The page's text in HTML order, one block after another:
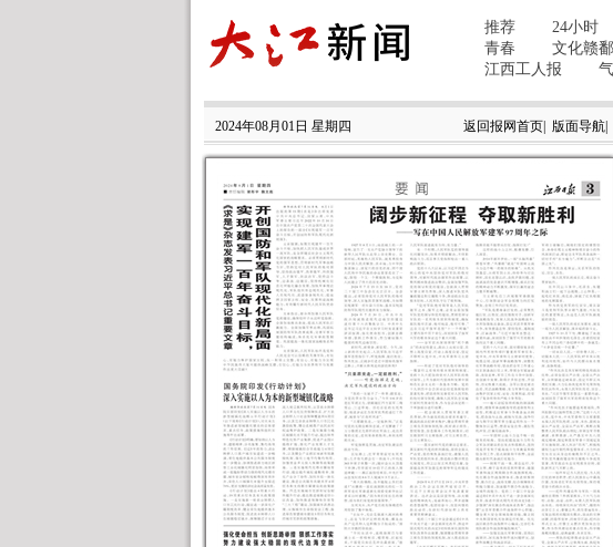
2024年08月01日 星期四 返回报网首页 版面导航